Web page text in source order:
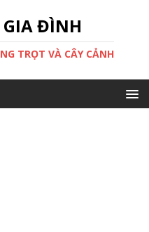
GIA ĐÌNH
TRỌT VÀ CÂY CẢNH